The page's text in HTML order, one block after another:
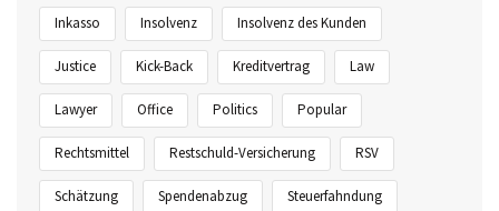
Inkasso Insolvenz Insolvenz des Kunden
Justice Kick-Back Kreditvertrag Law
Lawyer Office Politics Popular
Rechtsmittel Restschuld-Versicherung RSV
Schätzung Spendenabzug Steuerfahndung